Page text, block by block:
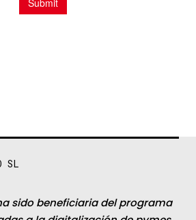
SL
sido beneficiaria del programa